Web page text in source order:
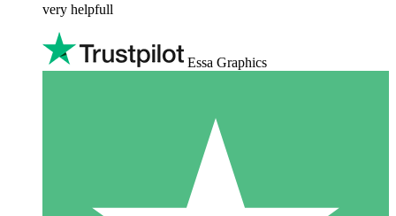
very helpfull
Essa Graphics